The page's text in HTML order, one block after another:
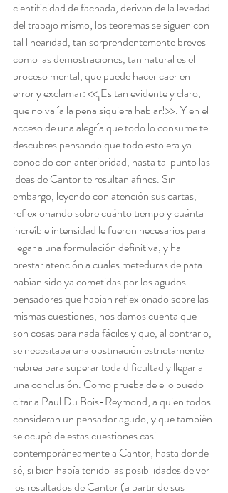
cientificidad de fachada, derivan de la levedad
del trabajo mismo; los teoremas se siguen con
tal linearidad, tan sorprendentemente breves
como las demostraciones, tan natural es el
proceso mental, que puede hacer caer en
error y exclamar: <<¡Es tan evidente y claro,
que no valía la pena siquiera hablar!>>. Y en el
acceso de una alegría que todo lo consume te
descubres pensando que todo esto era ya
conocido con anterioridad, hasta tal punto las
ideas de Cantor te resultan afines. Sin
embargo, leyendo con atención sus cartas,
reflexionando sobre cuánto tiempo y cuánta
increíble intensidad le fueron necesarios para
llegar a una formulación definitiva, y ha
prestar atención a cuales meteduras de pata
habían sido ya cometidas por los agudos
pensadores que habían reflexionado sobre las
mismas cuestiones, nos damos cuenta que
son cosas para nada fáciles y que, al contrario,
se necesitaba una obstinación estrictamente
hebrea para superar toda dificultad y llegar a
una conclusión. Como prueba de ello puedo
citar a Paul Du Bois-Reymond, a quien todos
consideran un pensador agudo, y que también
se ocupó de estas cuestiones casi
contemporáneamente a Cantor; hasta donde
sé, si bien había tenido las posibilidades de ver
los resultados de Cantor (a partir de sus